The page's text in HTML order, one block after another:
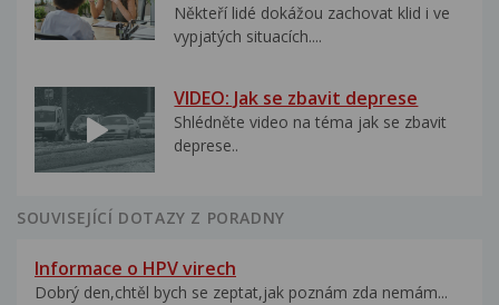
Někteří lidé dokážou zachovat klid i ve
vypjatých situacích....
VIDEO: Jak se zbavit deprese
Shlédněte video na téma jak se zbavit
deprese..
SOUVISEJÍCÍ DOTAZY Z PORADNY
Informace o HPV virech
Dobrý den,chtěl bych se zeptat,jak poznám zda nemám...